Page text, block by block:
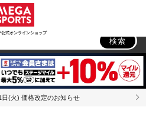
公式オンラインショップ
検索
日(火) 価格改定のお知らせ